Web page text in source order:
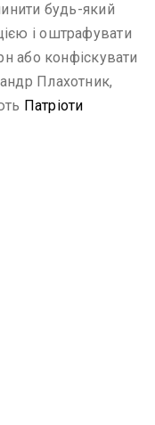
будь-який
і оштрафувати
або конфіскувати
Плахотник,
Патріоти